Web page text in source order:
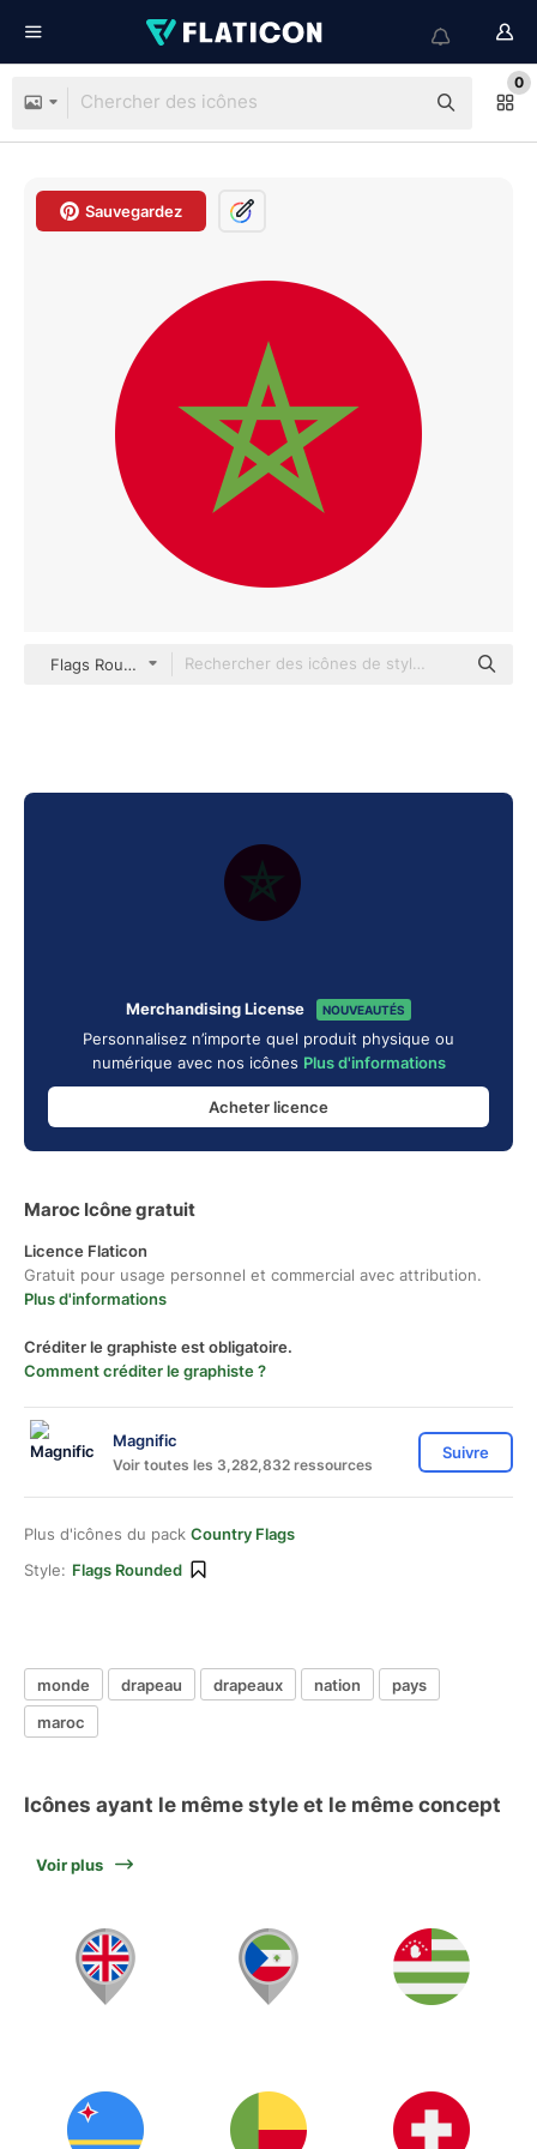
0
Sauvegardez
Flags Rounded
Merchandising License NOUVEAUTÉS
Personnalisez n’importe quel produit physique ou
numérique avec nos icônes Plus d'informations
Acheter licence
Maroc Icône gratuit
Licence Flaticon
Gratuit pour usage personnel et commercial avec attribution.
Plus d'informations
Créditer le graphiste est obligatoire.
Comment créditer le graphiste ?
Magnific
Voir toutes les 3,282,832 ressources
Suivre
Plus d'icônes du pack Country Flags
Style: Flags Rounded
monde drapeau drapeaux nation
pays
maroc
Icônes ayant le même style et le même concept
Voir plus